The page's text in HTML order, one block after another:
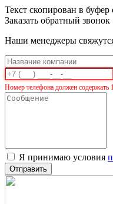
Текст скопирован в буфер
Заказать обратный звонок
Наши менеджеры
Номер телефона должен содержать
Я принимаю условия
Отправить